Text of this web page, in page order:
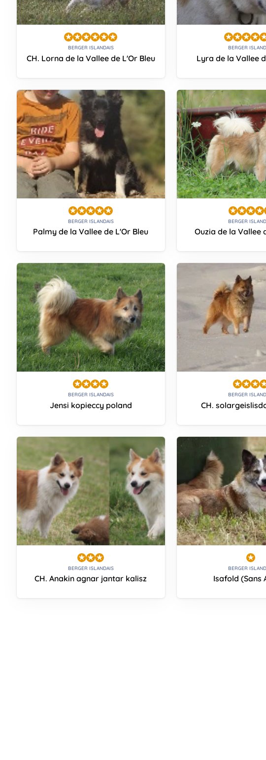
BERGER ISLANDAIS
CH. Lorna de la Vallee de L'Or Bleu
BERGER
Lyra de la Vallee
BERGER ISLANDAIS
Palmy de la Vallee de L'Or Bleu
BERGER
Ouzia de la Vallee
BERGER ISLANDAIS
Jensi kopieccy poland
BERGER
CH.
BERGER ISLANDAIS
CH. Anakin agnar jantar kalisz
BERGER
Isafold (Sans